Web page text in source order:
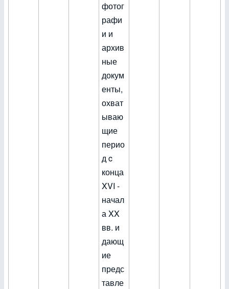
фотог
рафи
и и
архив
ные
докум
енты,
охват
ываю
щие
перио
д c
конца
XVI -
начал
а XX
вв. и
дающ
ие
предс
тавле